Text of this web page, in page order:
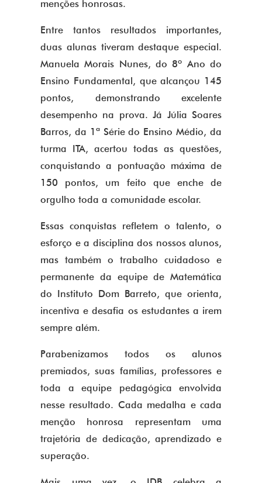
menções honrosas.
Entre tantos resultados importantes,
duas alunas tiveram destaque especial.
Manuela Morais Nunes, do 8º Ano do
Ensino Fundamental, que alcançou 145
pontos, demonstrando excelente
desempenho na prova. Já Júlia Soares
Barros, da 1ª Série do Ensino Médio, da
turma ITA, acertou todas as questões,
conquistando a pontuação máxima de
150 pontos, um feito que enche de
orgulho toda a comunidade escolar.
Essas conquistas refletem o talento, o
esforço e a disciplina dos nossos alunos,
mas também o trabalho cuidadoso e
permanente da equipe de Matemática
do Instituto Dom Barreto, que orienta,
incentiva e desafia os estudantes a irem
sempre além.
Parabenizamos todos os alunos
premiados, suas famílias, professores e
toda a equipe pedagógica envolvida
nesse resultado. Cada medalha e cada
menção honrosa representam uma
trajetória de dedicação, aprendizado e
superação.